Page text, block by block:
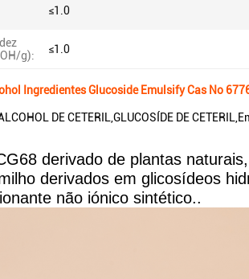
≤1.0
g):
≤1.0
Ingredientes Glucoside Emulsify Cas No
DE CETERIL,GLUCOSÍDE DE
derivado de plantas
derivados em glicosídeos
não iónico sintético..